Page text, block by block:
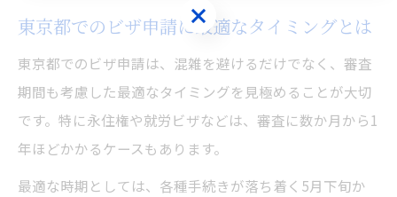
東京都でのビザ申請に最適なタイミングとは
東京都でのビザ申請は、混雑を避けるだけでなく、審査
期間も考慮した最適なタイミングを見極めることが大切
です。特に永住権や就労ビザなどは、審査に数か月から1
年ほどかかるケースもあります。
最適な時期としては、各種手続きが落ち着く5月下旬か
お問い合わせはこちら